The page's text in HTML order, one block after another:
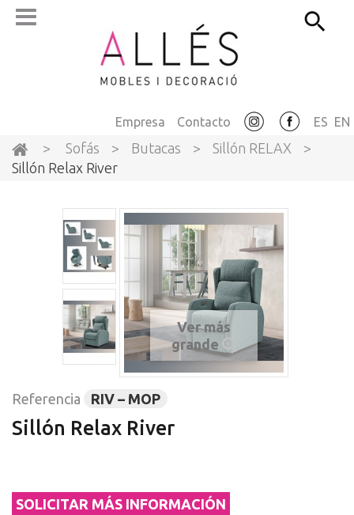
ES EN
Contacto
Empresa
> Sofás > Butacas > Sillón RELAX
>
Sillón Relax River
Ver más
grande
Referencia RIV – MOP
Sillón Relax River
SOLICITAR MÁS INFORMACIÓN